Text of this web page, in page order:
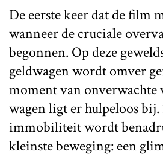
De eerste keer dat de film
wanneer de cruciale
begonnen. Op deze
geldwagen wordt omver
moment van
wagen ligt er hulpeloos
immobiliteit wordt
kleinste beweging: een